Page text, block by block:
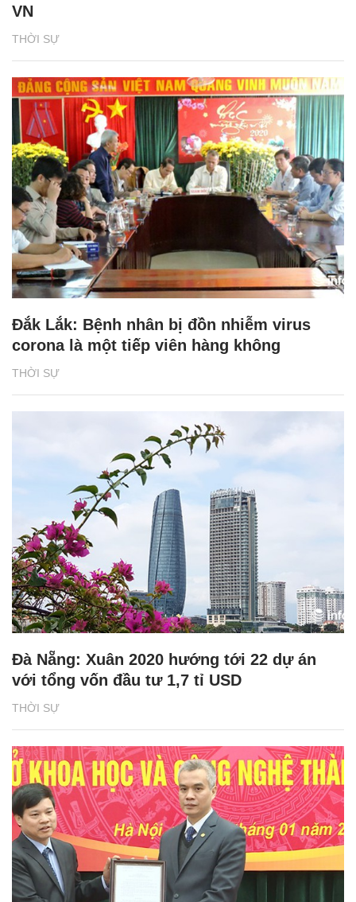
THỜI SỰ
VN
THỜI SỰ
Đắk Lắk: Bệnh nhân bị đồn nhiễm virus
corona là một tiếp viên hàng không
THỜI SỰ
Đà Nẵng: Xuân 2020 hướng tới 22 dự án
với tổng vốn đầu tư 1,7 tỉ USD